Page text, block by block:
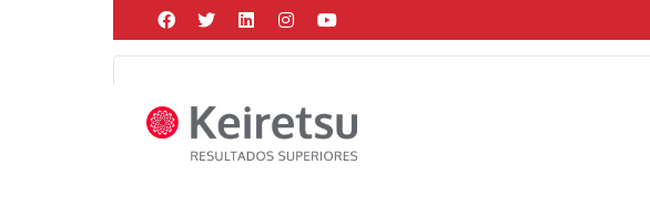
Help me Dante! I'm looking for newshirtsin a size
Posted by Martín Gonzalezonfebrero 22, 2022